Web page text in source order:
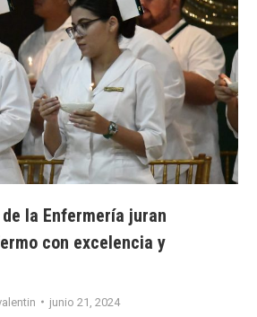
la Enfermería juran
con excelencia y
junio 21, 2024